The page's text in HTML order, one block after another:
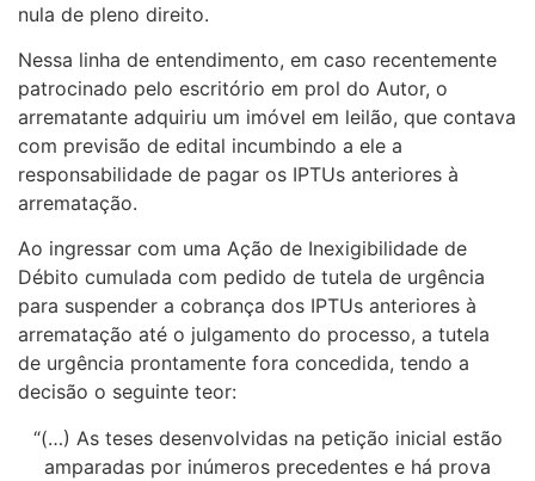
nula de pleno direito.
Nessa linha de entendimento, em caso recentemente
patrocinado pelo escritório em prol do Autor, o
arrematante adquiriu um imóvel em leilão, que contava
com previsão de edital incumbindo a ele a
responsabilidade de pagar os IPTUs anteriores à
arrematação.
Ao ingressar com uma Ação de Inexigibilidade de
Débito cumulada com pedido de tutela de urgência
para suspender a cobrança dos IPTUs anteriores à
arrematação até o julgamento do processo, a tutela
de urgência prontamente fora concedida, tendo a
decisão o seguinte teor:
“(…) As teses desenvolvidas na petição inicial estão
amparadas por inúmeros precedentes e há prova